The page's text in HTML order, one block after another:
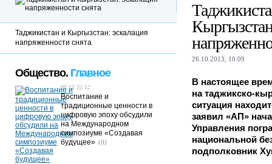
26.10.2013, 10:09
В настоящее
на таджикско-
ситуация
заявил «АП»
Управления
национальной
подполковник
Таджикистан и Кыргызстан: эскалация
напряженности снята
Общество. Главное
05.11 22:12
Воспитание и
традиционные ценности в
цифровую эпоху обсудили
на Международном
симпозиуме «Создавая
будущее» (0)